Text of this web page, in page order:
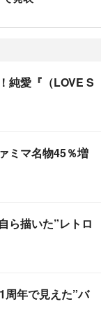
純愛『（LOVE S
ミマ名物45％増
ら描いた”レトロ
年で見えた”バ